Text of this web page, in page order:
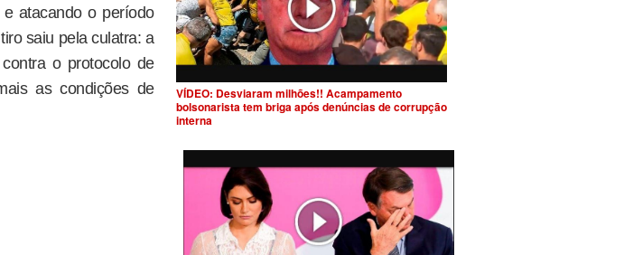
atacando o período
saiu pela culatra: a
o protocolo de
as condições de
VÍDEO: Desviaram milhões!! Acampamento
bolsonarista tem briga após denúncias de corrupção
interna